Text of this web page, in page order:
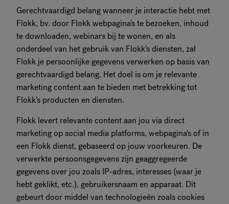
Gerechtvaardigd belang wanneer je interactie hebt met
Flokk, bv. door Flokk webpagina's te bezoeken, inhoud
te downloaden, webinars bij te wonen, en als
onderdeel van het gebruik van Flokk's diensten, zal
Flokk je persoonlijke gegevens verwerken op basis van
gerechtvaardigd belang. Het doel is om je relevante
marketing content aan te bieden met betrekking tot
Flokk's producten en diensten.
Flokk levert relevante content aan jou via direct
marketing op social media platforms, webpagina's of in
een Flokk dienst, gebaseerd op jouw voorkeuren. De
verwerkte persoonsgegevens zijn geaggregeerde
gegevens over jou zoals IP-adres, interesses (waar je
hebt geklikt, etc.), gebruikersnaam en apparaat. Dit
gebeurt door middel van technologieën zoals cookies